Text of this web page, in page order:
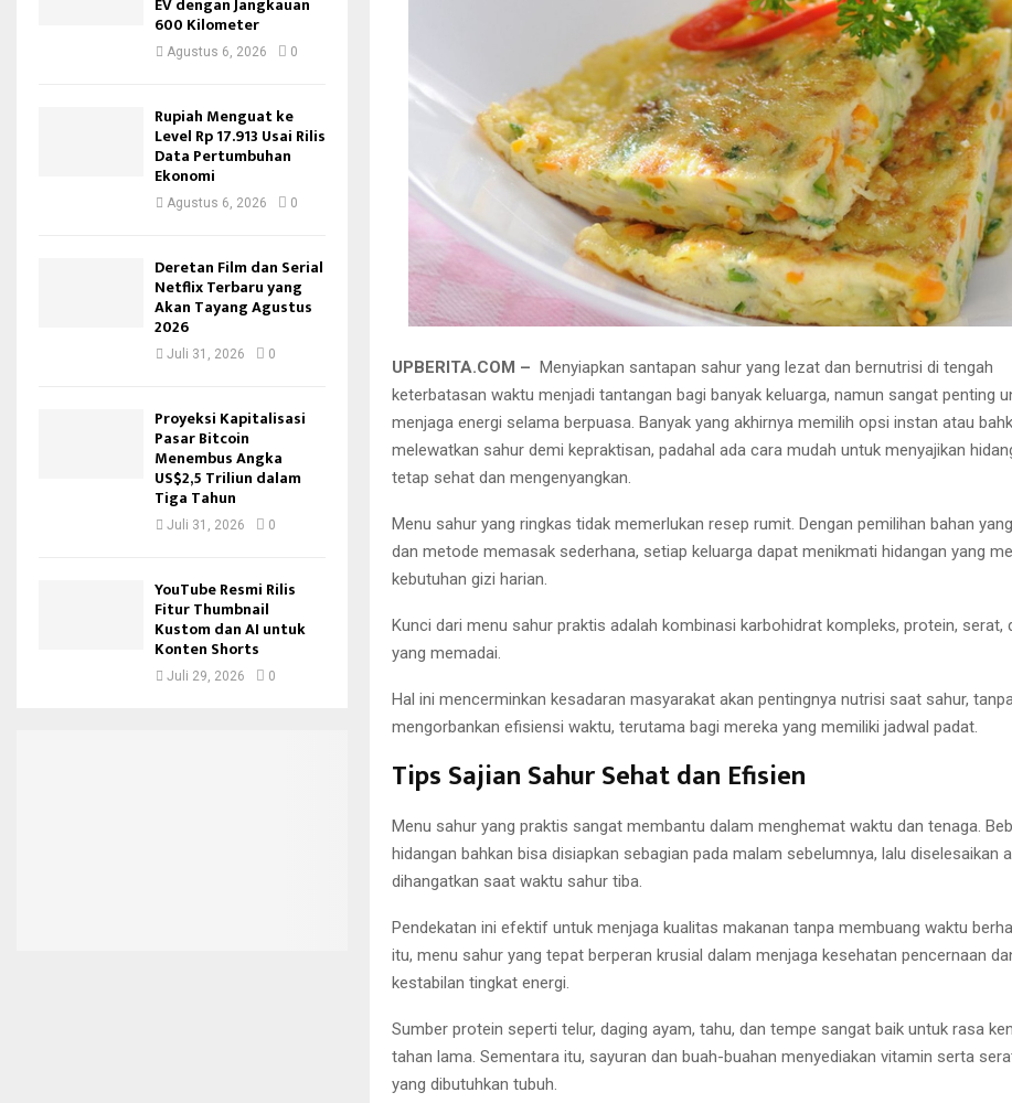
UPBERITA.COM – Menyiapkan santapan sahur yang lezat dan bernutrisi di tengah
keterbatasan waktu menjadi tantangan bagi banyak keluarga, namun sangat penting
menjaga energi selama berpuasa. Banyak yang akhirnya memilih opsi instan atau
melewatkan sahur demi kepraktisan, padahal ada cara mudah untuk menyajikan
tetap sehat dan mengenyangkan.
Menu sahur yang ringkas tidak memerlukan resep rumit. Dengan pemilihan bahan
dan metode memasak sederhana, setiap keluarga dapat menikmati hidangan yang
kebutuhan gizi harian.
Kunci dari menu sahur praktis adalah kombinasi karbohidrat kompleks, protein, serat,
yang memadai.
Hal ini mencerminkan kesadaran masyarakat akan pentingnya nutrisi saat sahur,
mengorbankan efisiensi waktu, terutama bagi mereka yang memiliki jadwal padat.
Tips Sajian Sahur Sehat dan Efisien
Menu sahur yang praktis sangat membantu dalam menghemat waktu dan tenaga.
hidangan bahkan bisa disiapkan sebagian pada malam sebelumnya, lalu diselesaikan
dihangatkan saat waktu sahur tiba.
Pendekatan ini efektif untuk menjaga kualitas makanan tanpa membuang waktu
itu, menu sahur yang tepat berperan krusial dalam menjaga kesehatan pencernaan
kestabilan tingkat energi.
Sumber protein seperti telur, daging ayam, tahu, dan tempe sangat baik untuk rasa
tahan lama. Sementara itu, sayuran dan buah-buahan menyediakan vitamin serta
yang dibutuhkan tubuh.
600 Kilometer
Agustus 6, 2026 0
Rupiah Menguat ke
Level Rp 17.913 Usai Rilis
Data Pertumbuhan
Ekonomi
Agustus 6, 2026 0
Deretan Film dan Serial
Netflix Terbaru yang
Akan Tayang Agustus
2026
Juli 31, 2026 0
Proyeksi Kapitalisasi
Pasar Bitcoin
Menembus Angka
US$2,5 Triliun dalam
Tiga Tahun
Juli 31, 2026 0
YouTube Resmi Rilis
Fitur Thumbnail
Kustom dan AI untuk
Konten Shorts
Juli 29, 2026 0